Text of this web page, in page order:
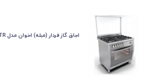
اجاق گاز فردار (مبله) اخوان مدل M9-EDTR